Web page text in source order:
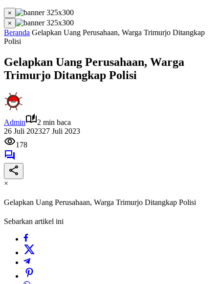
×
×
Beranda Gelapkan Uang Perusahaan, Warga Trimurjo Ditangkap
Polisi
Gelapkan Uang Perusahaan, Warga
Trimurjo Ditangkap Polisi
Admin
2 min baca
26 Juli 202327 Juli 2023
178
×
Gelapkan Uang Perusahaan, Warga Trimurjo Ditangkap Polisi
Sebarkan artikel ini